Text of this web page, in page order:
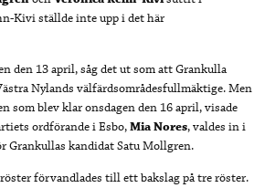
Kivi ställde inte upp i det här
den 13 april, såg det ut som att Grankulla
Nylands välfärdsområdesfullmäktige. Men
som blev klar onsdagen den 16 april, visade
ordförande i Esbo,Mia Nores, valdes in i
Grankullas kandidat Satu Mollgren.
förvandlades till ett bakslag på tre röster.